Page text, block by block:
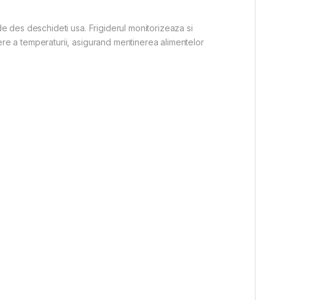
des deschideti usa. Frigiderul monitorizeaza si
a temperaturii, asigurand mentinerea alimentelor